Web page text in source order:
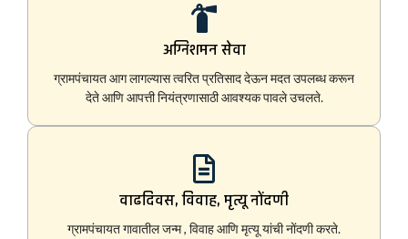
अग्निशमन सेवा
ग्रामपंचायत आग लागल्यास त्वरित प्रतिसाद देऊन मदत उपलब्ध करून
देते आणि आपत्ती नियंत्रणासाठी आवश्यक पावले उचलते.
वाढदिवस, विवाह, मृत्यू नोंदणी
ग्रामपंचायत गावातील जन्म , विवाह आणि मृत्यू यांची नोंदणी करते.